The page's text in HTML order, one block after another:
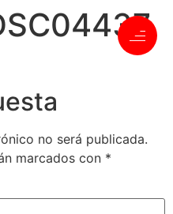
no será publicada.
marcados con *